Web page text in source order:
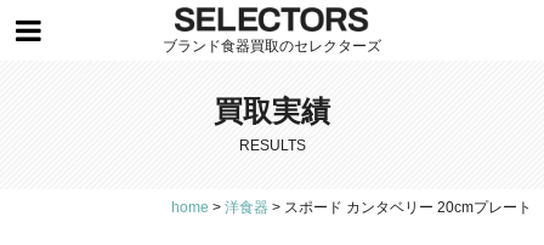
ブランド食器買取のセレクターズ
買取実績
RESULTS
home > 洋食器 > スポード カンタベリー 20cmプレート